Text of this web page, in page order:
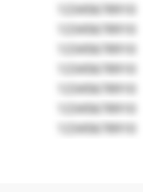
12345678910
12345678910
12345678910
12345678910
12345678910
12345678910
12345678910